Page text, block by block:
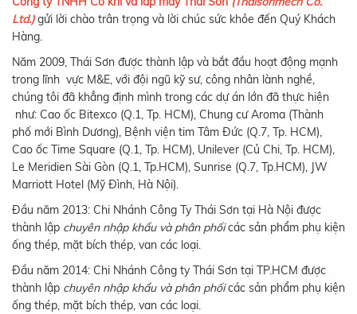
Ltd.)gửi lời chào trân trọng và lời chúc sức khỏe đến Quý Khách
Hàng.
Năm 2009, Thái Sơn được thành lập và bắt đầu hoạt động mạnh
trong lĩnh vực M&E, với đội ngũ kỹ sư, công nhân lành nghề,
chúng tôi đã khẳng định mình trong các dự án lớn đã thực hiện
như: Cao ốc Bitexco (Q.1, Tp. HCM), Chung cư Aroma (Thành
phố mới Bình Dương), Bệnh viện tim Tâm Đức (Q.7, Tp. HCM),
Cao ốc Time Square (Q.1, Tp. HCM), Unilever (Củ Chi, Tp. HCM),
Le Meridien Sài Gòn (Q.1, Tp.HCM), Sunrise (Q.7, Tp.HCM), JW
Marriott Hotel (Mỹ Đình, Hà Nội).
Đầu năm 2013: Chi Nhánh Công Ty Thái Sơn tại Hà Nội được
thành lập chuyên nhập khẩu và phân phốicác sản phẩm phụ kiện
ống thép, mặt bích thép, van các loại.
Đầu năm 2014: Chi Nhánh Công ty Thái Sơn tại TP.HCM được
thành lập chuyên nhập khẩu và phân phốicác sản phẩm phụ kiện
ống thép, mặt bích thép, van các loại.